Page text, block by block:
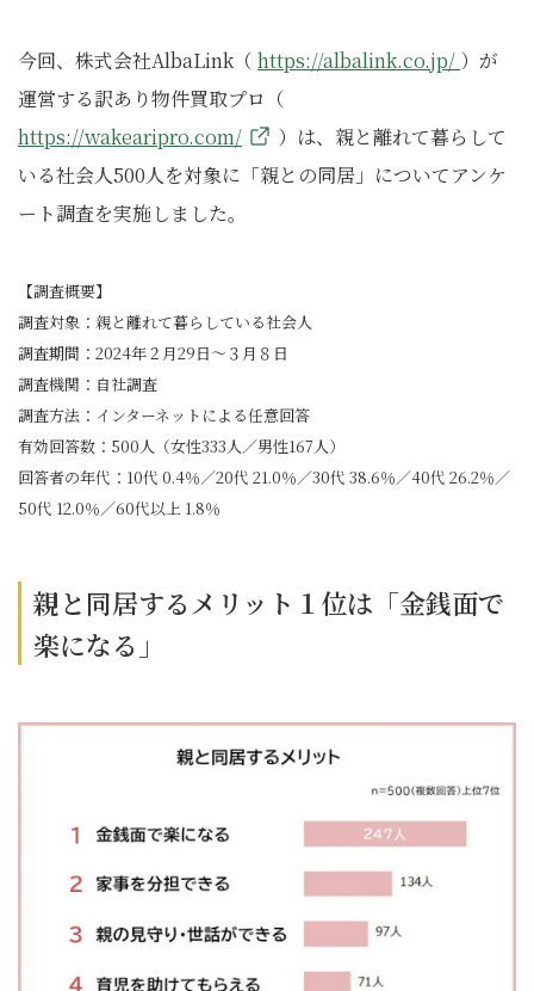
今回、株式会社AlbaLink（ https://albalink.co.jp/ ）が
運営する訳あり物件買取プロ（
https://wakearipro.com/
）は、親と離れて暮らして
いる社会人500人を対象に「親との同居」についてアンケ
ート調査を実施しました。
【調査概要】
調査対象：親と離れて暮らしている社会人
調査期間：2024年２月29日～３月８日
調査機関：自社調査
調査方法：インターネットによる任意回答
有効回答数：500人（女性333人／男性167人）
回答者の年代：10代 0.4％／20代 21.0％／30代 38.6％／40代 26.2％／
50代 12.0％／60代以上 1.8％
親と同居するメリット１位は「金銭面で
楽になる」